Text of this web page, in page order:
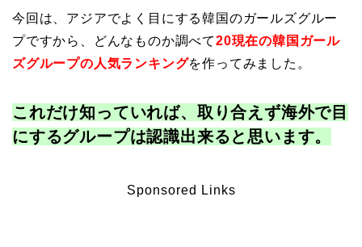
今回は、アジアでよく目にする韓国のガールズグルー
プですから、どんなものか調べて20現在の韓国ガール
ズグループの人気ランキングを作ってみました。
これだけ知っていれば、取り合えず海外で目
にするグループは認識出来ると思います。
Sponsored Links